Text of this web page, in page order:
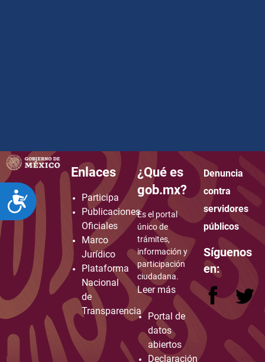
ACCESIBILIDAD
how to embed google map in website
Enlaces
Participa
Publicaciones
Oficiales
Marco
Jurídico
Plataforma
Nacional
de
Transparencia
¿Qué es
gob.mx?
Es el portal
único de
trámites,
información y
participación
ciudadana.
Leer más
Portal de
datos
abiertos
Declaración
Denuncia
contra
servidores
públicos
Síguenos
en: